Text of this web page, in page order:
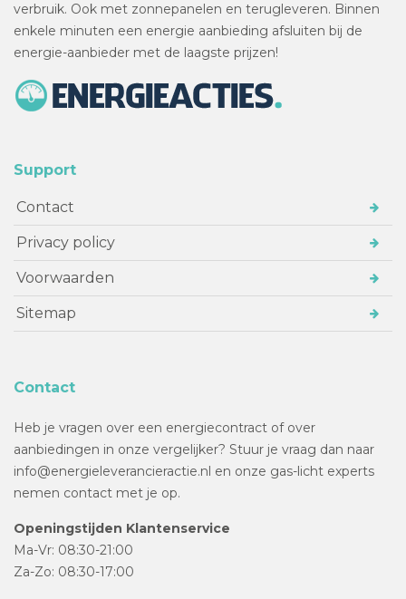
verbruik. Ook met zonnepanelen en terugleveren. Binnen
enkele minuten een energie aanbieding afsluiten bij de
energie-aanbieder met de laagste prijzen!
Support
Contact
Privacy policy
Voorwaarden
Sitemap
Contact
Heb je vragen over een energiecontract of over
aanbiedingen in onze vergelijker? Stuur je vraag dan naar
info@energieleverancieractie.nl en onze gas-licht experts
nemen contact met je op.
Openingstijden Klantenservice
Ma-Vr: 08:30-21:00
Za-Zo: 08:30-17:00